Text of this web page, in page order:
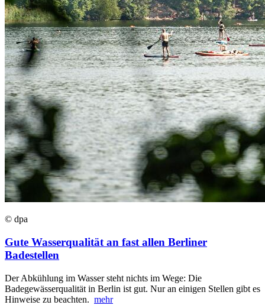
© dpa
Gute Wasserqualität an fast allen Berliner
Badestellen
Der Abkühlung im Wasser steht nichts im Wege: Die
Badegewässerqualität in Berlin ist gut. Nur an einigen Stellen gibt es
Hinweise zu beachten. mehr